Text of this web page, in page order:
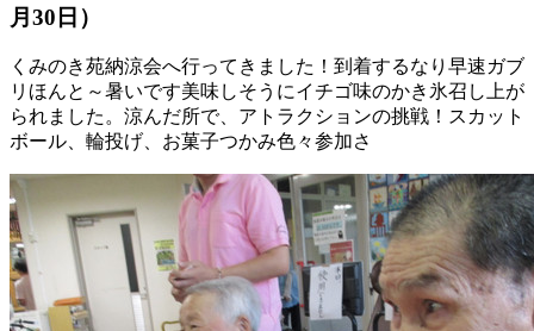
月30日）
くみのき苑納涼会へ行ってきました！到着するなり早速ガブ
リほんと～暑いです美味しそうにイチゴ味のかき氷召し上が
られました。涼んだ所で、アトラクションの挑戦！スカット
ボール、輪投げ、お菓子つかみ色々参加さ